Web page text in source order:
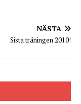
NÄSTA
Sista träningen 2010!